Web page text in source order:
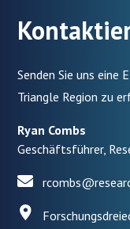
Senden Sie uns eine
Triangle Region zu
Ryan Combs
Geschäftsführer,